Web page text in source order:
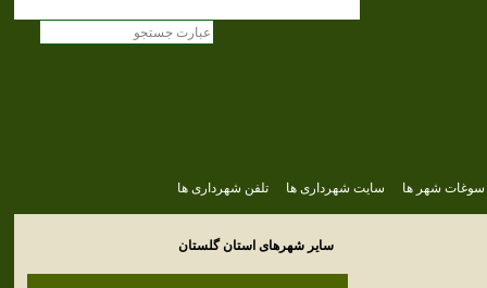
سوغات شهر ها سایت شهرداری ها تلفن شهرداری ها
سایر شهرهای استانگلستان